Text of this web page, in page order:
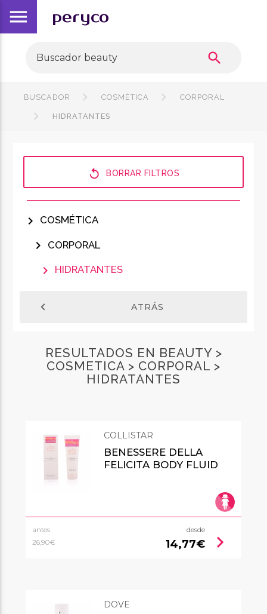
menu peryco
search
BUSCADOR COSMÉTICA CORPORAL
HIDRATANTES
replay BORRAR FILTROS
chevron_right COSMÉTICA
chevron_right CORPORAL
chevron_right HIDRATANTES
chevron_left ATRÁS
RESULTADOS EN BEAUTY >
COSMETICA > CORPORAL >
HIDRATANTES
COLLISTAR
BENESSERE DELLA
FELICITA BODY FLUID
antes
26,90€
desde
14,77€ chevron_right
DOVE